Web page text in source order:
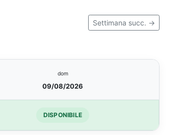
Settimana succ. →
dom
09/08/2026
DISPONIBILE